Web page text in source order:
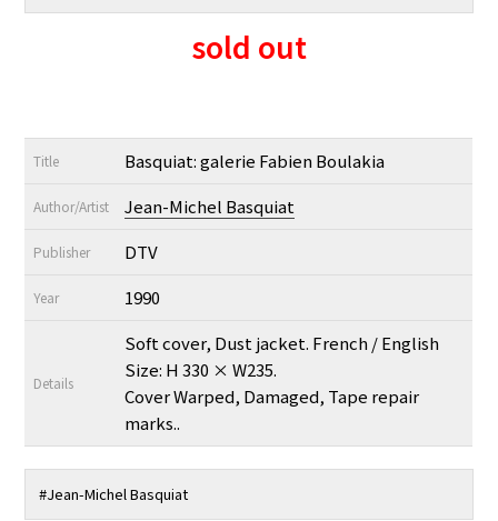
sold out
Title Basquiat: galerie Fabien Boulakia
Author/Artist Jean-Michel Basquiat
Publisher DTV
Year 1990
Details
Soft cover, Dust jacket. French / English
Size: H 330 × W235.
Cover Warped, Damaged, Tape repair
marks..
#Jean-Michel Basquiat